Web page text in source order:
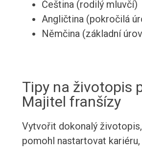
Čeština (rodilý mluvčí)
Angličtina (pokročilá
Němčina (základní
Tipy na životopis
Majitel franšízy
Vytvořit dokonalý
pomohl nastartovat kariéru,